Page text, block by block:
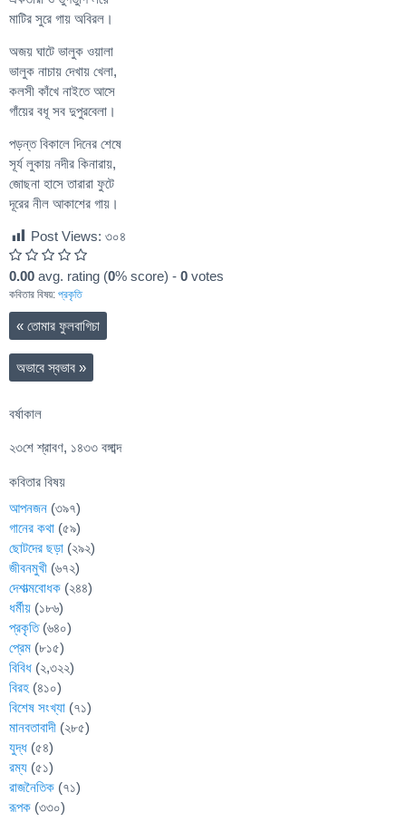
মাটির সুরে গায় অবিরল।
অজয় ঘাটে ভালুক ওয়ালা
ভালুক নাচায় দেখায় খেলা,
কলসী কাঁখে নাইতে আসে
গাঁয়ের বধূ সব দুপুরবেলা।
পড়ন্ত বিকালে দিনের শেষে
সূর্য লুকায় নদীর কিনারায়,
জোছনা হাসে তারারা ফুটে
দূরের নীল আকাশের গায়।
Post Views: ৩০৪
0.00 avg. rating (0% score) - 0 votes
কবিতার বিষয়: প্রকৃতি
« তোমার ফুলবাগিচা
অভাবে স্বভাব »
বর্ষাকাল
২৩শে শ্রাবণ, ১৪৩৩ বঙ্গাব্দ
কবিতার বিষয়
আপনজন (৩৯৭)
গানের কথা (৫৯)
ছোটদের ছড়া (২৯২)
জীবনমুখী (৬৭২)
দেশাত্মবোধক (২৪৪)
ধর্মীয় (১৮৬)
প্রকৃতি(৬৪০)
প্রেম (৮১৫)
বিবিধ (২,৩২২)
বিরহ (৪১০)
বিশেষ সংখ্যা (৭১)
মানবতাবাদী (২৮৫)
যুদ্ধ (৫৪)
রম্য (৫১)
রাজনৈতিক (৭১)
রূপক (৩৩০)